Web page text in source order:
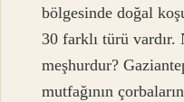
bölgesinde doğal
30 farklı türü vardır.
meşhurdur?
mutfağının